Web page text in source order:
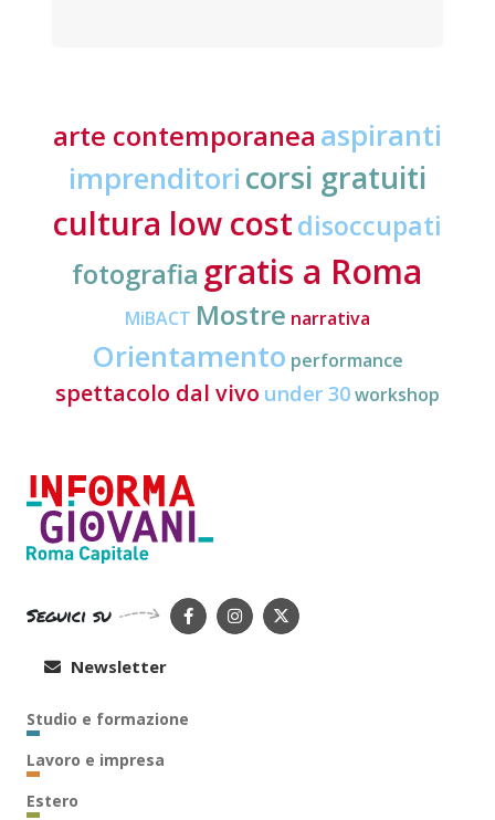
arte contemporanea aspiranti
imprenditori corsi gratuiti
cultura low costdisoccupati
fotografia gratis a Roma
MiBACT Mostre narrativa
Orientamento performance
spettacolo dal vivo under 30workshop
Seguici su
Newsletter
Studio e formazione
Lavoro e impresa
Estero